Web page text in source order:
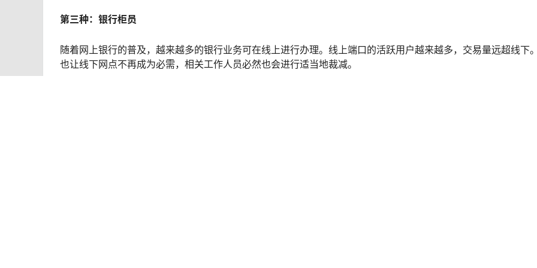
第三种：银行柜员
随着网上银行的普及，越来越多的银行业务可在线上进行办理。线上端口的活跃用户越来越多，交易量远超线下
也让线下网点不再成为必需，相关工作人员必然也会进行适当地裁减。